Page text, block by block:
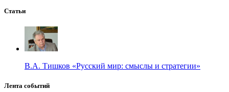
Статьи
В.А. Тишков «Русский мир: смыслы и стратегии»
Лента событий